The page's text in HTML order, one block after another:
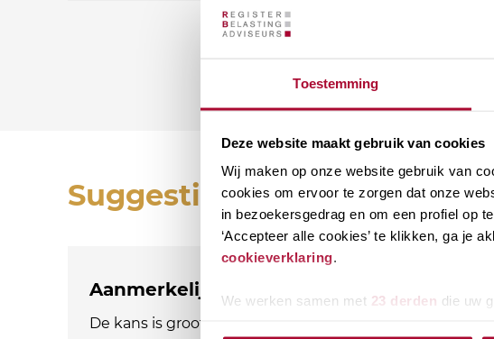
Toestemming
Deze website maakt gebruik van cookies
Wij maken op onze website gebruik van
cookies om ervoor te zorgen dat onze
in bezoekersgedrag en om een profiel op
‘Accepteer alle cookies’ te klikken, ga je
cookieverklaring.
We werken samen met 23 derden die uw
Suggesties
Aanmerkelijk belang en
De kans is groot dat aandeelhouders met een